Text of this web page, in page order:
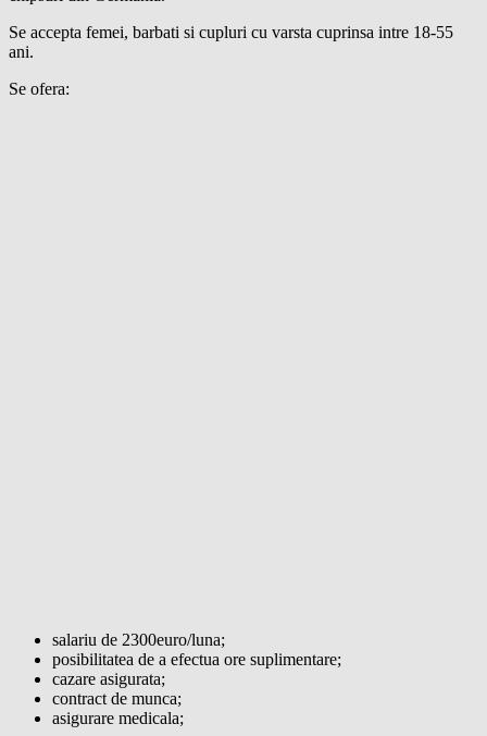
Se accepta femei, barbati si cupluri cu varsta cuprinsa intre 18-55
ani.
Se ofera:
salariu de 2300euro/luna;
posibilitatea de a efectua ore suplimentare;
cazare asigurata;
contract de munca;
asigurare medicala;